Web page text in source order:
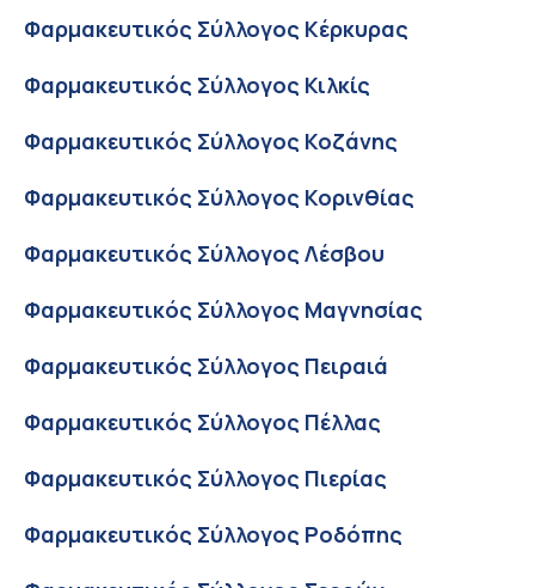
Φαρμακευτικός Σύλλογος Κέρκυρας
Φαρμακευτικός Σύλλογος Κιλκίς
Φαρμακευτικός Σύλλογος Κοζάνης
Φαρμακευτικός Σύλλογος Κορινθίας
Φαρμακευτικός Σύλλογος Λέσβου
Φαρμακευτικός Σύλλογος Μαγνησίας
Φαρμακευτικός Σύλλογος Πειραιά
Φαρμακευτικός Σύλλογος Πέλλας
Φαρμακευτικός Σύλλογος Πιερίας
Φαρμακευτικός Σύλλογος Ροδόπης